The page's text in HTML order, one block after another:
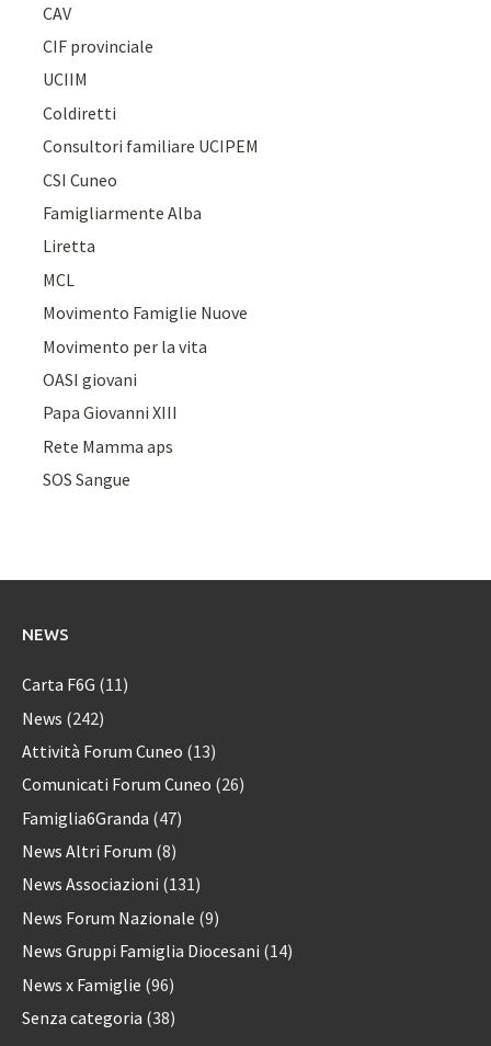
CAV
CIF provinciale
UCIIM
Coldiretti
Consultori familiare UCIPEM
CSI Cuneo
Famigliarmente Alba
Liretta
MCL
Movimento Famiglie Nuove
Movimento per la vita
OASI giovani
Papa Giovanni XIII
Rete Mamma aps
SOS Sangue
NEWS
Carta F6G (11)
News (242)
Attività Forum Cuneo (13)
Comunicati Forum Cuneo (26)
Famiglia6Granda (47)
News Altri Forum (8)
News Associazioni (131)
News Forum Nazionale (9)
News Gruppi Famiglia Diocesani (14)
News x Famiglie (96)
Senza categoria (38)